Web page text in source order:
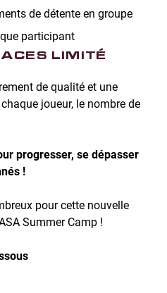
de détente en groupe
participant
LIMITÉ
de qualité et une
joueur, le nombre de
progresser, se dépasser
!
pour cette nouvelle
Summer Camp !